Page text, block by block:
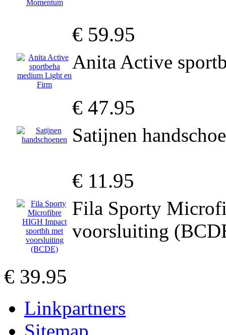
€ 59.95
Anita Active
€ 47.95
Satijnen
€ 11.95
Fila Sporty
voorsluiting
€ 39.95
Linkpartners